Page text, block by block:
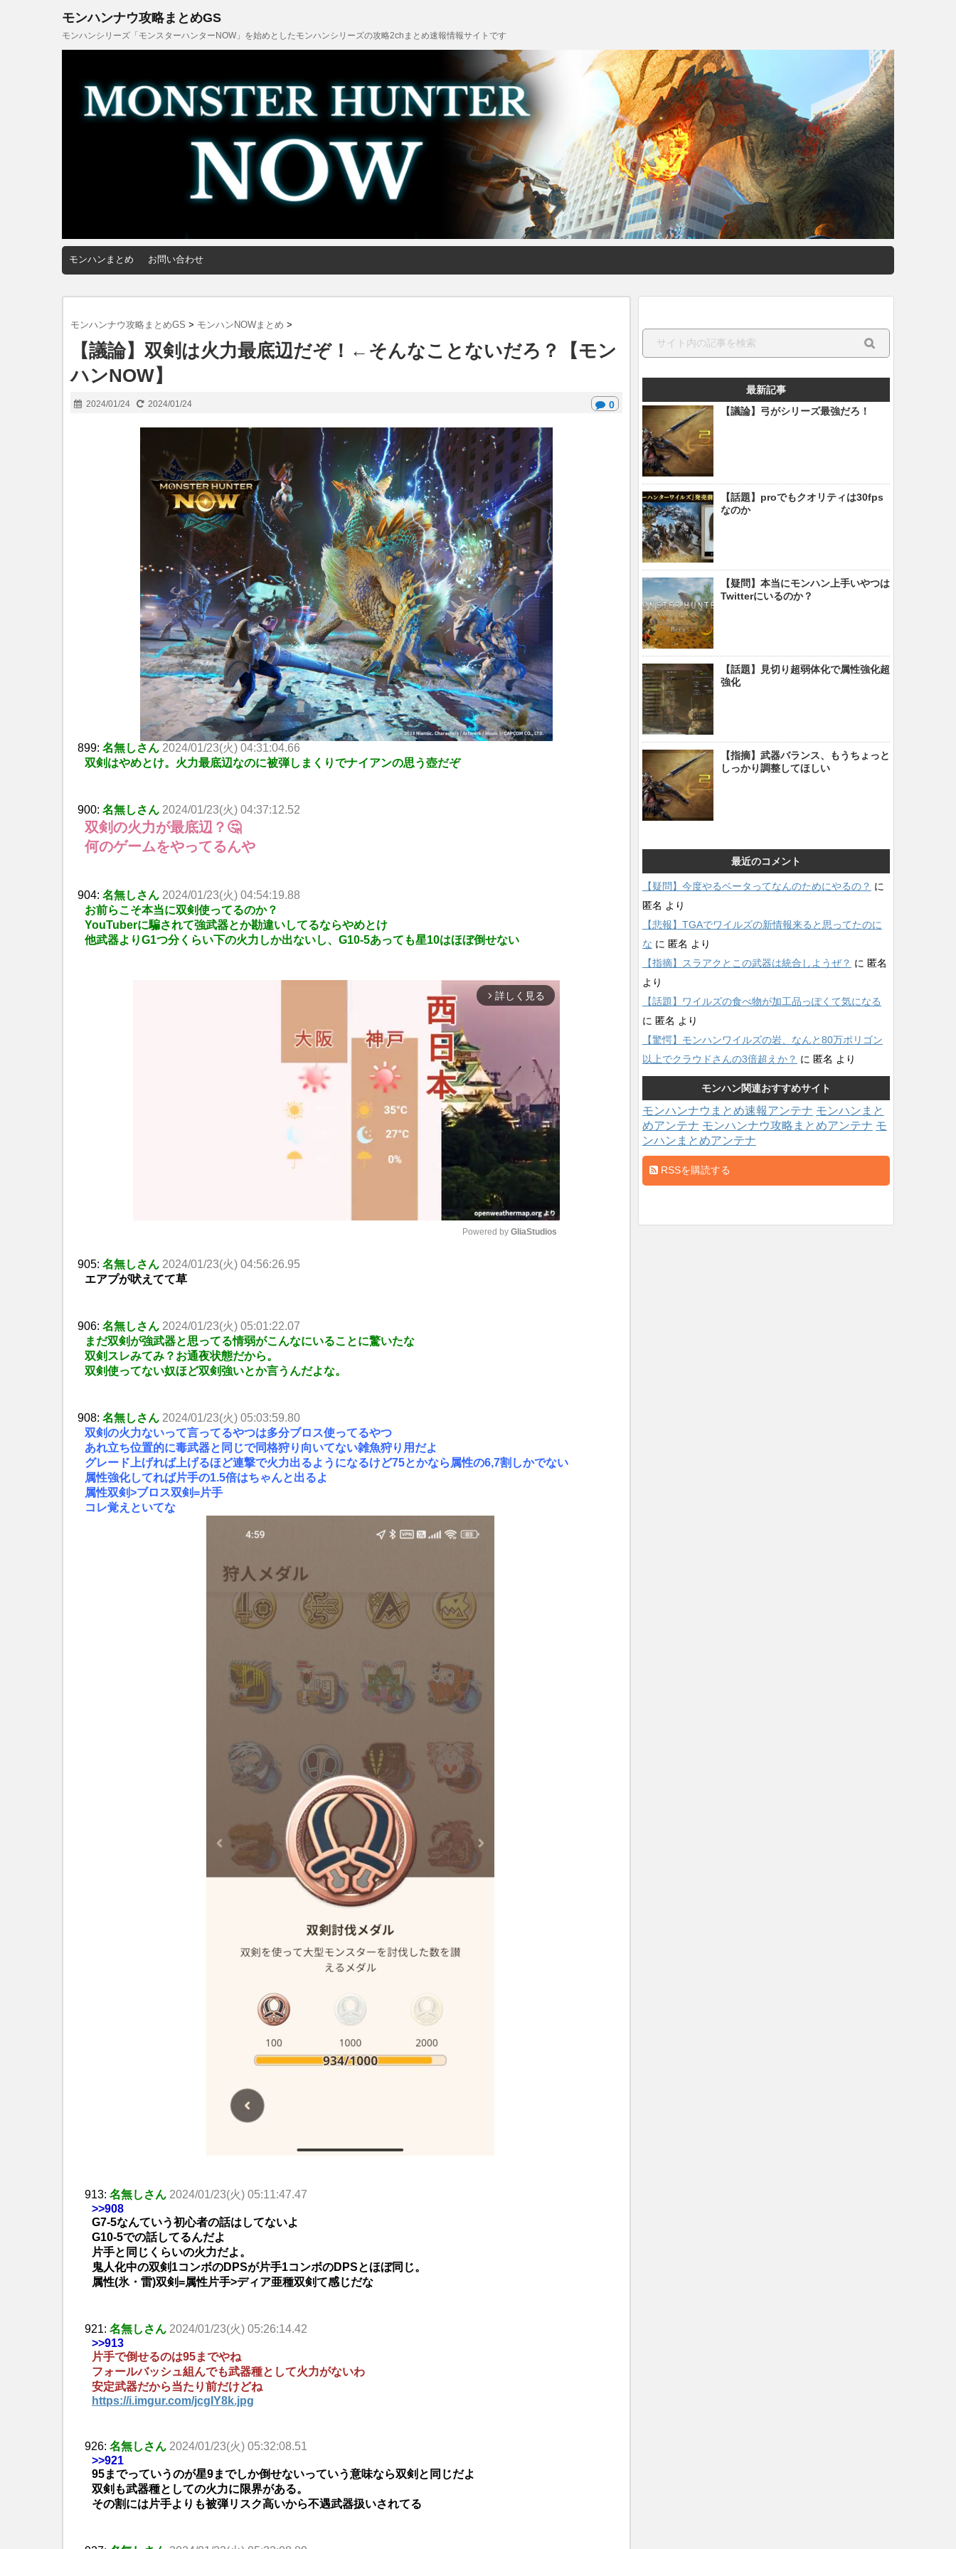
モンハンナウ攻略まとめGS
モンハンシリーズ「モンスターハンターNOW」を始めとしたモンハンシリーズの攻略2chまとめ速報情報サイトです
モンハンまとめ お問い合わせ
モンハンナウ攻略まとめGS > モンハンNOWまとめ >
【議論】双剣は火力最底辺だぞ！←そんなことないだろ？【モン
ハンNOW】
2024/01/24 2024/01/24 0
899: 名無しさん 2024/01/23(火) 04:31:04.66
双剣はやめとけ。火力最底辺なのに被弾しまくりでナイアンの思う壺だぞ
900: 名無しさん 2024/01/23(火) 04:37:12.52
双剣の火力が最底辺？🤔
何のゲームをやってるんや
904: 名無しさん 2024/01/23(火) 04:54:19.88
お前らこそ本当に双剣使ってるのか？
YouTuberに騙されて強武器とか勘違いしてるならやめとけ
他武器よりG1つ分くらい下の火力しか出ないし、G10-5あっても星10はほぼ倒せない
arrow_forward_ios 詳しく見る
Powered by GliaStudios
905: 名無しさん 2024/01/23(火) 04:56:26.95
エアプが吠えてて草
906: 名無しさん 2024/01/23(火) 05:01:22.07
まだ双剣が強武器と思ってる情弱がこんなにいることに驚いたな
双剣スレみてみ？お通夜状態だから。
双剣使ってない奴ほど双剣強いとか言うんだよな。
908: 名無しさん 2024/01/23(火) 05:03:59.80
双剣の火力ないって言ってるやつは多分ブロス使ってるやつ
あれ立ち位置的に毒武器と同じで同格狩り向いてない雑魚狩り用だよ
グレード上げれば上げるほど連撃で火力出るようになるけど75とかなら属性の6,7割しかでない
属性強化してれば片手の1.5倍はちゃんと出るよ
属性双剣>ブロス双剣=片手
コレ覚えといてな
913: 名無しさん 2024/01/23(火) 05:11:47.47
>>908
G7-5なんていう初心者の話はしてないよ
G10-5での話してるんだよ
片手と同じくらいの火力だよ。
鬼人化中の双剣1コンボのDPSが片手1コンボのDPSとほぼ同じ。
属性(氷・雷)双剣=属性片手>ディア亜種双剣て感じだな
921: 名無しさん 2024/01/23(火) 05:26:14.42
>>913
片手で倒せるのは95までやね
フォールバッシュ組んでも武器種として火力がないわ
安定武器だから当たり前だけどね
https://i.imgur.com/jcgIY8k.jpg
926: 名無しさん 2024/01/23(火) 05:32:08.51
>>921
95までっていうのが星9までしか倒せないっていう意味なら双剣と同じだよ
双剣も武器種としての火力に限界がある。
その割には片手よりも被弾リスク高いから不遇武器扱いされてる
最新記事
【議論】弓がシリーズ最強だろ！
【話題】proでもクオリティは30fps
なのか
【疑問】本当にモンハン上手いやつは
Twitterにいるのか？
【話題】見切り超弱体化で属性強化超
強化
【指摘】武器バランス、もうちょっと
しっかり調整してほしい
最近のコメント
【疑問】今度やるベータってなんのためにやるの？ に
匿名 より
【悲報】TGAでワイルズの新情報来ると思ってたのに
な に 匿名 より
【指摘】スラアクとこの武器は統合しようぜ？ に 匿名
より
【話題】ワイルズの食べ物が加工品っぽくて気になる
に 匿名 より
【驚愕】モンハンワイルズの岩、なんと80万ポリゴン
以上でクラウドさんの3倍超えか？ に 匿名 より
モンハン関連おすすめサイト
モンハンナウまとめ速報アンテナ モンハンまと
めアンテナ モンハンナウ攻略まとめアンテナ モ
ンハンまとめアンテナ
RSSを購読する